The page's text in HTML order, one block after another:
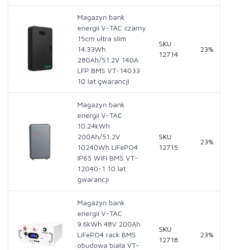
Magazyn bank
energii V-TAC czarny
15cm ultra slim
14.33Wh
280Ah/51.2V 140A
LFP BMS VT-14033
10 lat gwarancji
SKU
12714
23%
Magazyn bank
energii V-TAC
10.24kWh
200Ah/51.2V
10240Wh LiFePO4
IP65 WiFi BMS VT-
12040-1 10 lat
gwarancji
SKU
12715
23%
Magazyn bank
energii V-TAC
9.6kWh 48V 200Ah
LiFePO4 rack BMS
obudowa biała VT-
SKU
12718
23%